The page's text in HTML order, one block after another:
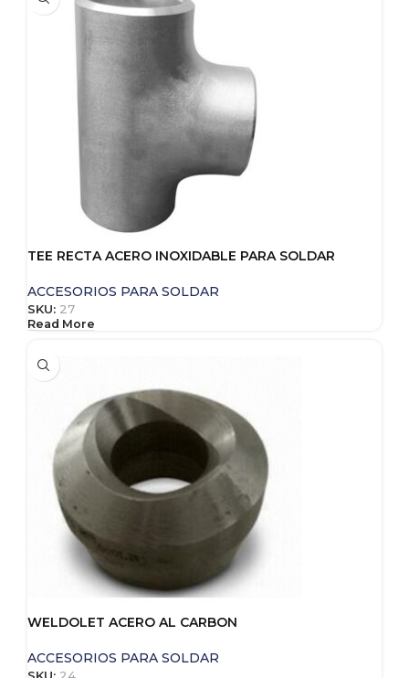
TEE RECTA ACERO INOXIDABLE PARA SOLDAR
ACCESORIOS PARA SOLDAR
SKU: 27
Read More
WELDOLET ACERO AL CARBON
ACCESORIOS PARA SOLDAR